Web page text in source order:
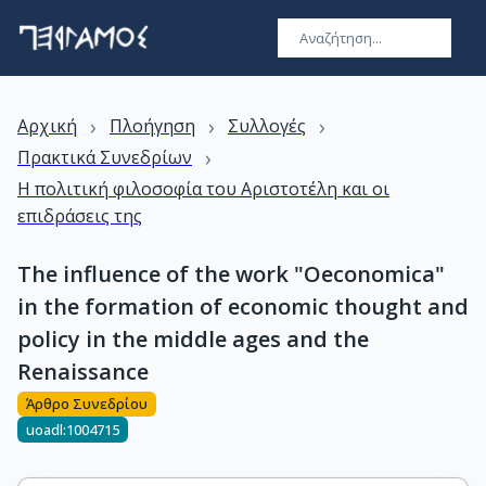
Αρχική › Πλοήγηση › Συλλογές ›
Πρακτικά Συνεδρίων ›
Η πολιτική φιλοσοφία του Αριστοτέλη και οι
επιδράσεις της
The influence of the work "Oeconomica"
in the formation of economic thought and
policy in the middle ages and the
Renaissance
Άρθρο Συνεδρίου
uoadl:1004715